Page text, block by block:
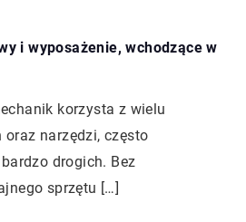
i wyposażenie, wchodzące w
korzysta z wielu
narzędzi, często
drogich. Bez
sprzętu […]